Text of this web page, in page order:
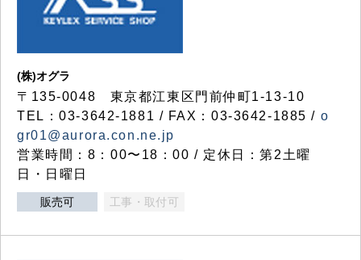
(株)オグラ
〒135-0048 東京都江東区門前仲町1-13-10
TEL：03-3642-1881 / FAX：03-3642-1885 / o
gr01@aurora.con.ne.jp
営業時間：8：00〜18：00 / 定休日：第2土曜
日・日曜日
販売可 工事・取付可